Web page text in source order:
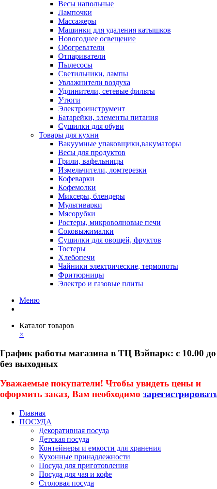
Весы напольные
Лампочки
Массажеры
Машинки для удаления катышков
Новогоднее освещение
Обогреватели
Отпариватели
Пылесосы
Светильники, лампы
Увлажнители воздуха
Удлинители, сетевые фильты
Утюги
Электроинструмент
Батарейки, элементы питания
Сушилки для обуви
Товары для кухни
Вакуумные упаковщики,вакуматоры
Весы для продуктов
Грили, вафельницы
Измельчители, ломтерезки
Кофеварки
Кофемолки
Миксеры, блендеры
Мультиварки
Мясорубки
Ростеры, микроволновые печи
Соковыжималки
Сушилки для овощей, фруктов
Тостеры
Хлебопечи
Чайники электрические, термопоты
Фритюрницы
Электро и газовые плиты
Меню
Каталог товаров
×
График работы магазина в ТЦ Вэйпарк: с 10.00 до
без выходных
Уважаемые покупатели! Чтобы увидеть цены и
оформить заказ, Вам необходимо
Главная
ПОСУДА
Декоративная посуда
Детская посуда
Контейнеры и емкости для хранения
Кухонные принадлежности
Посуда для приготовления
Посуда для чая и кофе
Столовая посуда